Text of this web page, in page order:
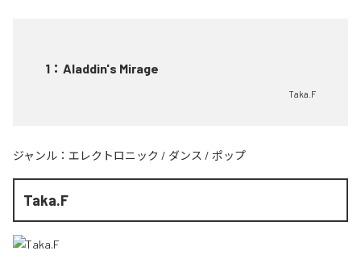
1 ： Aladdin's Mirage
Taka.F
ジャンル： エレクトロニック / ダンス / ポップ
Taka.F